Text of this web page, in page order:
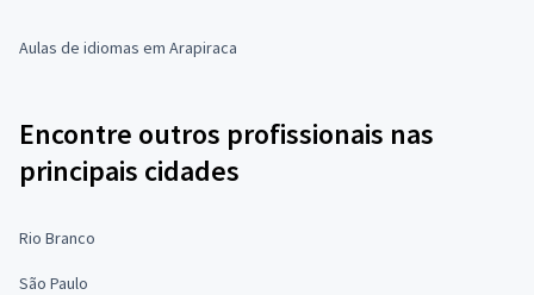
Aulas de idiomas em Arapiraca
Encontre outros profissionais nas
principais cidades
Rio Branco
São Paulo